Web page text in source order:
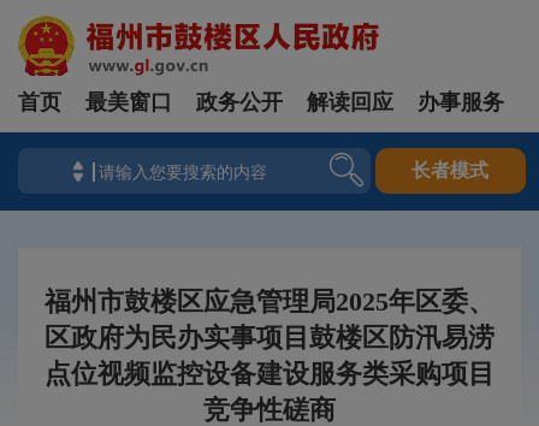
首页 最美窗口 政务公开 解读回应 办事服务
长者模式
福州市鼓楼区应急管理局2025年区委、
区政府为民办实事项目鼓楼区防汛易涝
点位视频监控设备建设服务类采购项目
竞争性磋商